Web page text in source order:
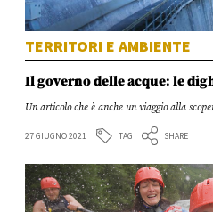
TERRITORI E AMBIENTE
Il governo delle acque: le
Un articolo che è anche un viaggio alla
27 GIUGNO 2021 TAG SHARE